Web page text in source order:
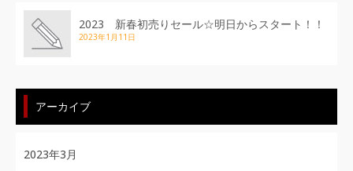
2023 新春初売りセール☆明日からスタート！！
2023年1月11日
アーカイブ
2023年3月